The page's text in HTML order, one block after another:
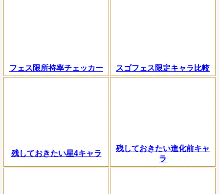
フェス限所持率チェッカー スゴフェス限定キャラ比較
残しておきたい星4キャラ
残しておきたい進化前キャ
ラ